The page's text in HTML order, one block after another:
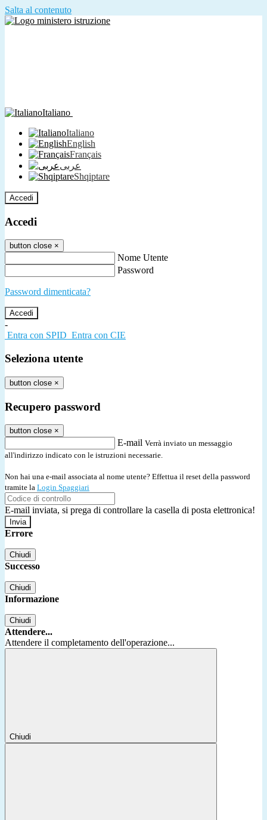
Salta al contenuto
Italiano
Italiano
English
Français
عربى
Shqiptare
Accedi
Accedi
button close ×
Nome Utente
Password
Password dimenticata?
-
Entra con SPID Entra con CIE
Seleziona utente
button close ×
Recupero password
button close ×
E-mail Verrà inviato un messaggio
all'indirizzo indicato con le istruzioni necessarie.
Non hai una e-mail associata al nome utente? Effettua il reset della password
tramite la Login Spaggiari
E-mail inviata, si prega di controllare la casella di posta elettronica!
Errore
Chiudi
Successo
Chiudi
Informazione
Chiudi
Attendere...
Attendere il completamento dell'operazione...
Chiudi